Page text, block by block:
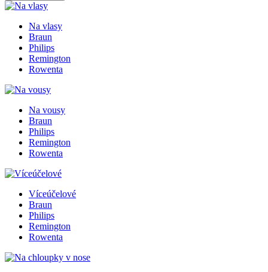
Na vlasy
Braun
Philips
Remington
Rowenta
Na vousy
Braun
Philips
Remington
Rowenta
Víceúčelové
Braun
Philips
Remington
Rowenta